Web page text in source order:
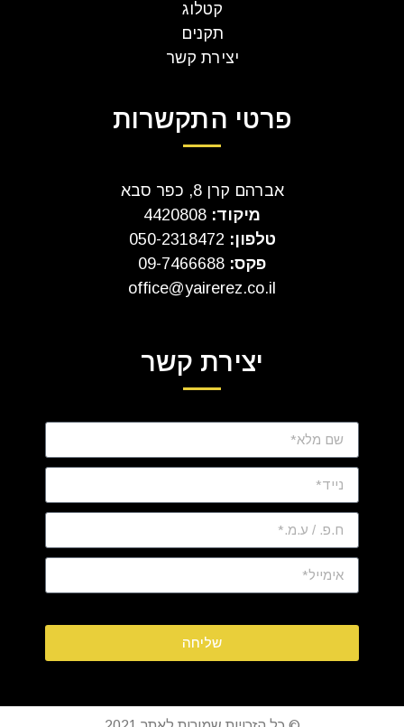
קטלוג
תקנים
יצירת קשר
פרטי התקשרות
אברהם קרן 8, כפר סבא
מיקוד:
טלפון:
פקס: 09-7466688
office@yairerez.co.il
יצירת קשר
שליחה